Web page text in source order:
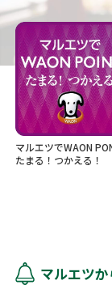
マルエツでWAON
たまる！つかえる！
マルエツ